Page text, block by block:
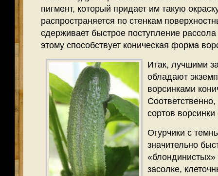
пигмент, который придает им такую
распространяется по стенкам
сдерживает быстрое поступление
этому способствует коническая форма
Итак, лучшими
обладают
ворсинками
сортов
Огурчики с
значительно
засолке,